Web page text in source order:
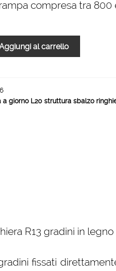
compresa tra 800
al carrello
a giorno L20 struttura sbalzo
R13 gradini in
fissati